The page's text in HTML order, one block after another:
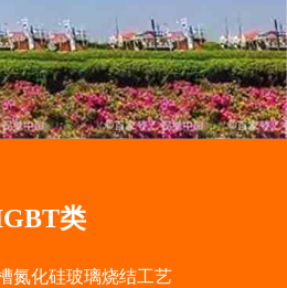
类
氮化硅玻璃烧结工艺